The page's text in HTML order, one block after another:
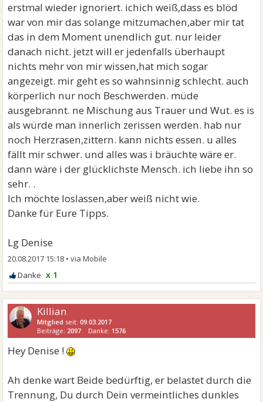
erstmal wieder ignoriert. ichich weiß,dass es blöd
war von mir das solange mitzumachen,aber mir tat
das in dem Moment unendlich gut. nur leider
danach nicht. jetzt will er jedenfalls überhaupt
nichts mehr von mir wissen,hat mich sogar
angezeigt. mir geht es so wahnsinnig schlecht. auch
körperlich nur noch Beschwerden. müde
ausgebrannt. ne Mischung aus Trauer und Wut. es is
als würde man innerlich zerissen werden. hab nur
noch Herzrasen,zittern. kann nichts essen. u alles
fällt mir schwer. und alles was i bräuchte wäre er.
dann wäre i der glücklichste Mensch. ich liebe ihn so
sehr. .
Ich möchte loslassen,aber weiß nicht wie.
Danke für Eure Tipps.
Lg Denise
20.08.2017 15:18 •
x 1
Killian
Mitglied seit:09.03.2017
Beiträge: 2097 Danke: 1576
Hey Denise !
Ah denke wart Beide bedürftig, er belastet durch die
Trennung, Du durch Dein vermeintliches dunkles